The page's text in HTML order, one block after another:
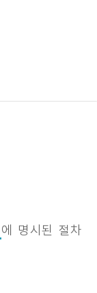
에 명시된 절차